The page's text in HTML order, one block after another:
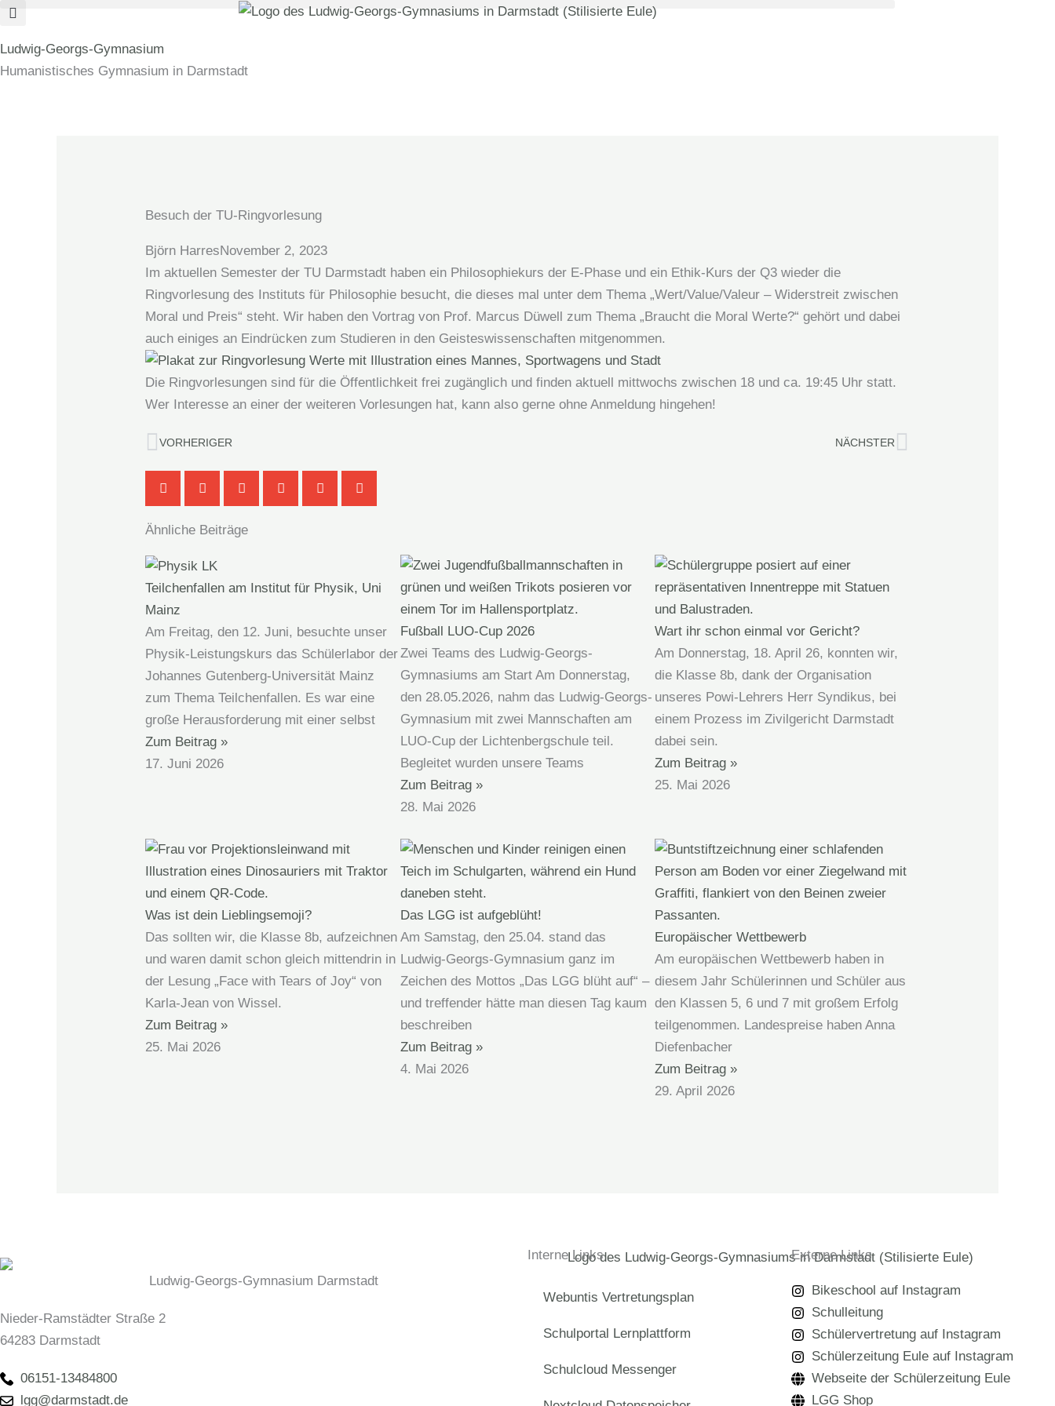
Zum
springen
Ludwig-Georgs-Gymnasium
Humanistisches Gymnasium in Darmstadt
Besuch der TU-Ringvorlesung
Björn HarresNovember 2, 2023
Im aktuellen Semester der TU Darmstadt haben ein Philosophiekurs der E-Phase und ein Ethik-Kurs der Q3 wieder die
Ringvorlesung des Instituts für Philosophie besucht, die dieses mal unter dem Thema „Wert/Value/Valeur – Widerstreit zwischen
Moral und Preis“ steht. Wir haben den Vortrag von Prof. Marcus Düwell zum Thema „Braucht die Moral Werte?“ gehört und dabei
auch einiges an Eindrücken zum Studieren in den Geisteswissenschaften mitgenommen.
Die Ringvorlesungen sind für die Öffentlichkeit frei zugänglich und finden aktuell mittwochs zwischen 18 und ca. 19:45 Uhr statt.
Wer Interesse an einer der weiteren Vorlesungen hat, kann also gerne ohne Anmeldung hingehen!
Zurück
VORHERIGER NÄCHSTERNächster
Ähnliche Beiträge
Teilchenfallen am Institut für Physik, Uni
Mainz
Am Freitag, den 12. Juni, besuchte unser
Physik-Leistungskurs das Schülerlabor der
Johannes Gutenberg‑Universität Mainz
zum Thema Teilchenfallen. Es war eine
große Herausforderung mit einer selbst
Zum Beitrag »
17. Juni 2026
Fußball LUO-Cup 2026
Zwei Teams des Ludwig-Georgs-
Gymnasiums am Start Am Donnerstag,
den 28.05.2026, nahm das Ludwig-Georgs-
Gymnasium mit zwei Mannschaften am
LUO-Cup der Lichtenbergschule teil.
Begleitet wurden unsere Teams
Zum Beitrag »
28. Mai 2026
Wart ihr schon einmal vor Gericht?
Am Donnerstag, 18. April 26, konnten wir,
die Klasse 8b, dank der Organisation
unseres Powi-Lehrers Herr Syndikus, bei
einem Prozess im Zivilgericht Darmstadt
dabei sein.
Zum Beitrag »
25. Mai 2026
Was ist dein Lieblingsemoji?
Das sollten wir, die Klasse 8b, aufzeichnen
und waren damit schon gleich mittendrin in
der Lesung „Face with Tears of Joy“ von
Karla-Jean von Wissel.
Zum Beitrag »
25. Mai 2026
Das LGG ist aufgeblüht!
Am Samstag, den 25.04. stand das
Ludwig-Georgs-Gymnasium ganz im
Zeichen des Mottos „Das LGG blüht auf“ –
und treffender hätte man diesen Tag kaum
beschreiben
Zum Beitrag »
4. Mai 2026
Europäischer Wettbewerb
Am europäischen Wettbewerb haben in
diesem Jahr Schülerinnen und Schüler aus
den Klassen 5, 6 und 7 mit großem Erfolg
teilgenommen. Landespreise haben Anna
Diefenbacher
Zum Beitrag »
29. April 2026
Ludwig-Georgs-Gymnasium Darmstadt
Nieder-Ramstädter Straße 2
64283 Darmstadt
06151-13484800
lgg@darmstadt.de
Interne Links
Webuntis Vertretungsplan
Schulportal Lernplattform
Schulcloud Messenger
Externe Links
Bikeschool auf Instagram
Schulleitung
Schülervertretung auf Instagram
Schülerzeitung Eule auf Instagram
Webseite der Schülerzeitung Eule
LGG Shop